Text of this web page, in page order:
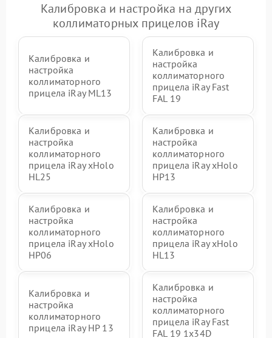
Калибровка и настройка на других
коллиматорных прицелов iRay
Калибровка и
настройка
коллиматорного
прицела iRay ML13
Калибровка и
настройка
коллиматорного
прицела iRay Fast
FAL 19
Калибровка и
настройка
коллиматорного
прицела iRay xHolo
HL25
Калибровка и
настройка
коллиматорного
прицела iRay xHolo
HP13
Калибровка и
настройка
коллиматорного
прицела iRay xHolo
HP06
Калибровка и
настройка
коллиматорного
прицела iRay xHolo
HL13
Калибровка и
настройка
коллиматорного
прицела iRay HP 13
Калибровка и
настройка
коллиматорного
прицела iRay Fast
FAL 19 1x34D